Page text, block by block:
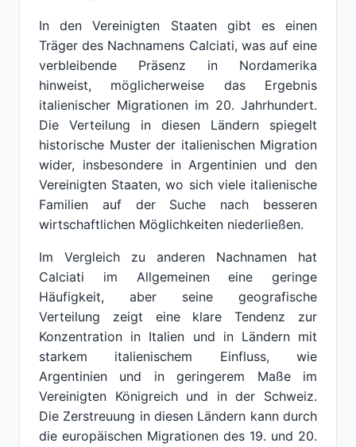
In den Vereinigten Staaten gibt es einen
Träger des Nachnamens Calciati, was auf eine
verbleibende Präsenz in Nordamerika
hinweist, möglicherweise das Ergebnis
italienischer Migrationen im 20. Jahrhundert.
Die Verteilung in diesen Ländern spiegelt
historische Muster der italienischen Migration
wider, insbesondere in Argentinien und den
Vereinigten Staaten, wo sich viele italienische
Familien auf der Suche nach besseren
wirtschaftlichen Möglichkeiten niederließen.
Im Vergleich zu anderen Nachnamen hat
Calciati im Allgemeinen eine geringe
Häufigkeit, aber seine geografische
Verteilung zeigt eine klare Tendenz zur
Konzentration in Italien und in Ländern mit
starkem italienischem Einfluss, wie
Argentinien und in geringerem Maße im
Vereinigten Königreich und in der Schweiz.
Die Zerstreuung in diesen Ländern kann durch
die europäischen Migrationen des 19. und 20.